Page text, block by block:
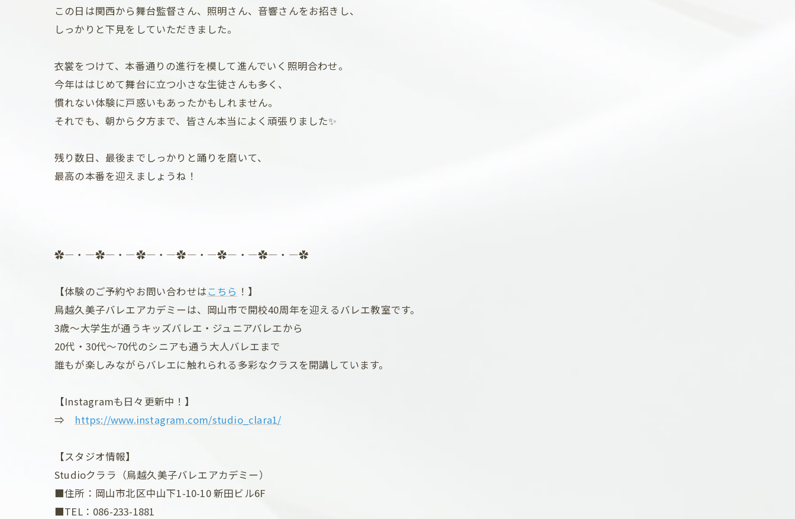
この日は関西から舞台監督さん、照明さん、音響さんをお招きし、
しっかりと下見をしていただきました。
衣裳をつけて、本番通りの進行を模して進んでいく照明合わせ。
今年ははじめて舞台に立つ小さな生徒さんも多く、
慣れない体験に戸惑いもあったかもしれません。
それでも、朝から夕方まで、皆さん本当によく頑張りました✨
残り数日、最後までしっかりと踊りを磨いて、
最高の本番を迎えましょうね！
✿―・―✿―・―✿―・―✿―・―✿―・―✿―・―✿
【体験のご予約やお問い合わせはこちら ！】
鳥越久美子バレエアカデミーは、岡山市で開校40周年を迎えるバレエ教室です。
3歳～大学生が通うキッズバレエ・ジュニアバレエから
20代・30代～70代のシニアも通う大人バレエまで
誰もが楽しみながらバレエに触れられる多彩なクラスを開講しています。
【Instagramも日々更新中！】
⇒ https://www.instagram.com/studio_clara1/
【スタジオ情報】
Studioクララ（鳥越久美子バレエアカデミー）
■住所：岡山市北区中山下1-10-10 新田ビル6F
■TEL：086-233-1881